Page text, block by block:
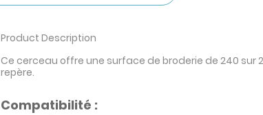
Product Description
Ce cerceau offre une surface de broderie de 240
repère.
Compatibilité :